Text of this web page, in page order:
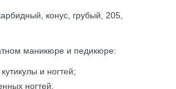
конус, грубый, 205,
маникюре и педикюре:
и ногтей;
ногтей.